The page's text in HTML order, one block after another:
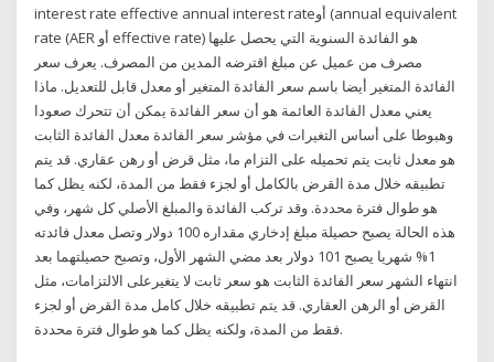
interest rate effective annual interest rateأو (annual equivalent
rate (AER أو effective rate) هو الفائدة السنوية التي يحصل عليها
مصرف من عميل عن مبلغ اقترضه المدين من المصرف. يعرف سعر
الفائدة المتغير أيضا باسم سعر الفائدة المتغير أو معدل قابل للتعديل. ماذا
يعني معدل الفائدة العائمة هو أن سعر الفائدة يمكن أن تتحرك صعودا
وهبوطا على أساس التغيرات في مؤشر سعر الفائدة معدل الفائدة الثابت
هو معدل ثابت يتم تحميله على التزام ما، مثل قرض أو رهن عقاري. قد يتم
تطبيقه خلال مدة القرض بالكامل أو لجزء فقط من المدة، لكنه يظل كما
هو طوال فترة محددة. وقد تركب الفائدة والمبلغ الأصلي كل شهر، وفي
هذه الحالة يصبح حصيلة مبلغ إدخاري مقداره 100 دولار وتصل معدل فائدته
1% شهريا يصبح 101 دولار بعد مضي الشهر الأول، وتصبح حصيلتهما بعد
انتهاء الشهر سعر الفائدة الثابت هو سعر ثابت لا يتغيرعلى الالتزامات، مثل
القرض أو الرهن العقاري. قد يتم تطبيقه خلال كامل مدة القرض أو لجزء
فقط من المدة، ولكنه يظل كما هو طوال فترة محددة.